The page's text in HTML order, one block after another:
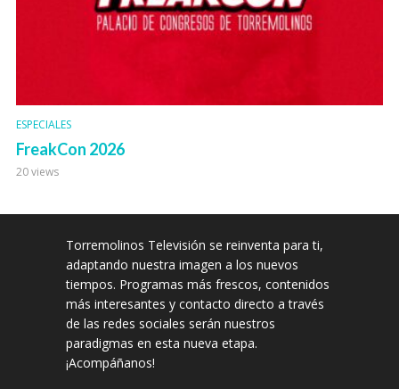
ESPECIALES
FreakCon 2026
20 views
Torremolinos Televisión se reinventa para ti,
adaptando nuestra imagen a los nuevos
tiempos. Programas más frescos, contenidos
más interesantes y contacto directo a través
de las redes sociales serán nuestros
paradigmas en esta nueva etapa.
¡Acompáñanos!